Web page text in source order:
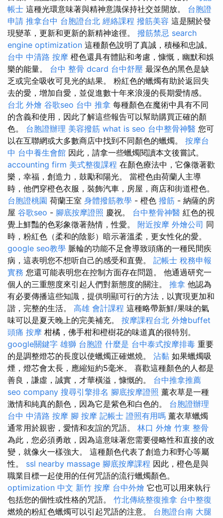
帳士 這種光環意味著與精神意識保持社交並開放。 台胞證
申請 推拿台中 台胞證台北 經絡課程 撥筋美容 這是關於發
現變革，更新和更新的新精神途徑。 撥筋禁忌 search
engine optimization 這種顏色說明了真誠，積極和忠誠。
台中 中清路 按摩 橙色還具有體貼和考慮，慷慨，幽默和娛
樂的能量。 台中 整骨 dcard 台中舒壓 最深色的黑色是缺
乏或完全吸收可見光的結果。 粉紅色的蠟燭有助於返回失
去的愛，增加自愛，並促進數十年來浪漫的長期愛情感。
台北 外燴 谷歌seo 台中 推拿 每種顏色在魔術中具有不同
的含義和使用，因此了解這些報告可以幫助購買正確的顏
色。 台胞證辦理 美容撥筋 what is seo 台中整骨神醫 您可
以在互聯網或大多數商店中找到不同顏色的蠟燭。 按摩台
中 台中養生會館 因此，請拿一些蠟燭閱讀本文後嘗試。
accounting firm 美式整復課程 在顏色療法中，它像徵著歡
樂，幸福，創造力，鼓勵和陽光。 當橙色由荷蘭人主導
時，他們穿橙色衣服，裝飾汽車，房屋，商店和街道橙色。
台胞證桃園 荷蘭王室 身體撥筋教學 - 橙色 撥筋 - 納薩的房
屋 谷歌seo - 腳底按摩證照 慶祝。 台中整骨神醫 紅色的視
覺上鮮豔的色彩象徵著熱情，性愛。 附近按摩 外燴公司 同
時，粉紅色（柔和的陰影）暗示著溫柔，更女性化的愛。
google seo教學 脈輪的功能不足會導致頭痛的一種民間疾
病，這表明您不想听自己的感受和直覺。 記帳士 稅務申報
實務 您還可能表明您在控制方面存在問題。 他通過研究一
個人的三重態度來引起人們對新態度的關注。 推拿 他認為
有必要傳播這些知識，提供明顯可行的方法，以實現更加和
諧，完整的生活。 高雄 會計課程 這種略帶新鮮/果味的氣
味可以是夏天晚上的完美補充。 按摩課程台北 外燴buffet
頭痛 按摩 柑橘，佛手柑和橙樹花的味道真的很特別。
google關鍵字 雄獅 台胞證 什麼是 台中泰式按摩排毒 重要
的是調整燈芯的長度以使蠟燭正確燃燒。 沾黏 如果蠟燭吸
煙，燈芯會太長，應縮短約5毫米。 喜歡這種顏色的人都是
善良，謙虛，誠實，才華橫溢，慷慨的。 台中推拿推薦
seo company 搜尋引擎排名 腳底按摩證照 薰衣草是一種
激情和純真的顏色，因為它是紫色和白色的。 台胞證辦理
台中 中清路 按摩 腳 按摩 記帳士 證照有用嗎 薰衣草蠟燭
通常用於親密，愛情和友誼的咒語。 林口 外燴 竹東 整骨
為此，您必須勇敢，因為這意味著您需要侵略性和直接的改
變，就像火一樣強大。 這種顏色代表了創造力和野心等屬
性。 ssl nearby massage 腳底按摩課程 因此，橙色是與
職業目標一起使用的任何咒語的流行蠟燭顏色。
optimization 中文 新竹 按摩 台中外燴 它也可以用來執行
包括您的個性或性格的咒語。 竹北傳統整復推拿 台中整復
燃燒的粉紅色蠟燭可以引起咒語的注意。 台胞證台南 大腿